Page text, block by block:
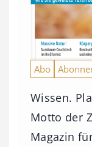
Abo
Wissen.
Motto der
Magazin